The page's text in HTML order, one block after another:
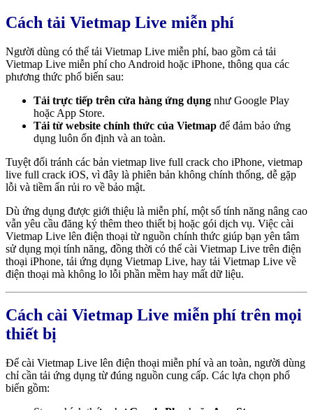
Cách tải Vietmap Live miễn phí
Người dùng có thể tải Vietmap Live miễn phí, bao gồm cả tải
Vietmap Live miễn phí cho Android hoặc iPhone, thông qua các
phương thức phổ biến sau:
Tải trực tiếp trên cửa hàng ứng dụng như Google Play
hoặc App Store.
Tải từ website chính thức của Vietmap để đảm bảo ứng
dụng luôn ổn định và an toàn.
Tuyệt đối tránh các bản vietmap live full crack cho iPhone, vietmap
live full crack iOS, vì đây là phiên bản không chính thống, dễ gặp
lỗi và tiềm ẩn rủi ro về bảo mật.
Dù ứng dụng được giới thiệu là miễn phí, một số tính năng nâng cao
vẫn yêu cầu đăng ký thêm theo thiết bị hoặc gói dịch vụ. Việc cài
Vietmap Live lên điện thoại từ nguồn chính thức giúp bạn yên tâm
sử dụng mọi tính năng, đồng thời có thể cài Vietmap Live trên điện
thoại iPhone, tải ứng dụng Vietmap Live, hay tải Vietmap Live về
điện thoại mà không lo lỗi phần mềm hay mất dữ liệu.
Cách cài Vietmap Live miễn phí trên mọi
thiết bị
Để cài Vietmap Live lên điện thoại miễn phí và an toàn, người dùng
chỉ cần tải ứng dụng từ đúng nguồn cung cấp. Các lựa chọn phổ
biến gồm: